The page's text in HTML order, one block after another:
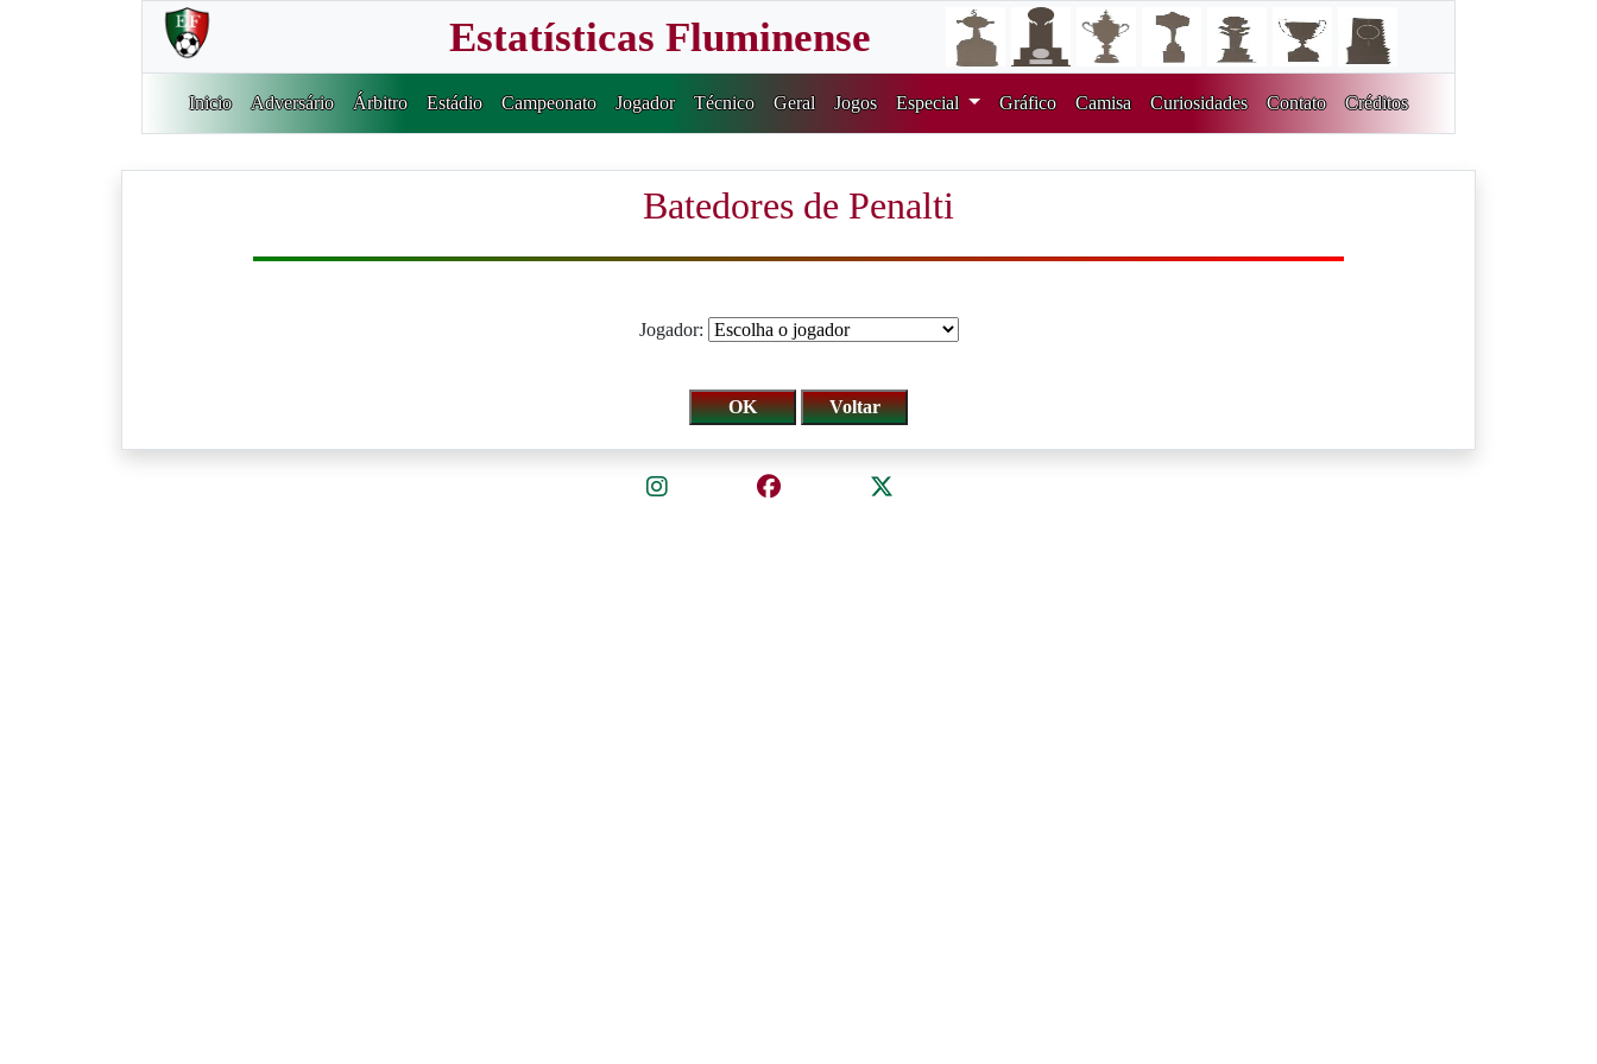
Estatísticas Fluminense
Inicio Adversário Árbitro Estádio Campeonato Jogador Técnico Geral Jogos Especial Gráfico Camisa Curiosidades Contato Créditos
Batedores de Penalti
Jogador: